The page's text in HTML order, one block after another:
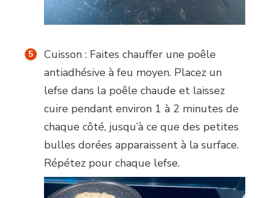
Cuisson : Faites chauffer une poêle
antiadhésive à feu moyen. Placez un
lefse dans la poêle chaude et laissez
cuire pendant environ 1 à 2 minutes de
chaque côté, jusqu’à ce que des petites
bulles dorées apparaissent à la surface.
Répétez pour chaque lefse.